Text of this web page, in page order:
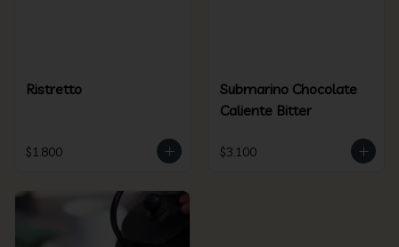
Ristretto
$1.800
Submarino Chocolate
Caliente Bitter
$3.100